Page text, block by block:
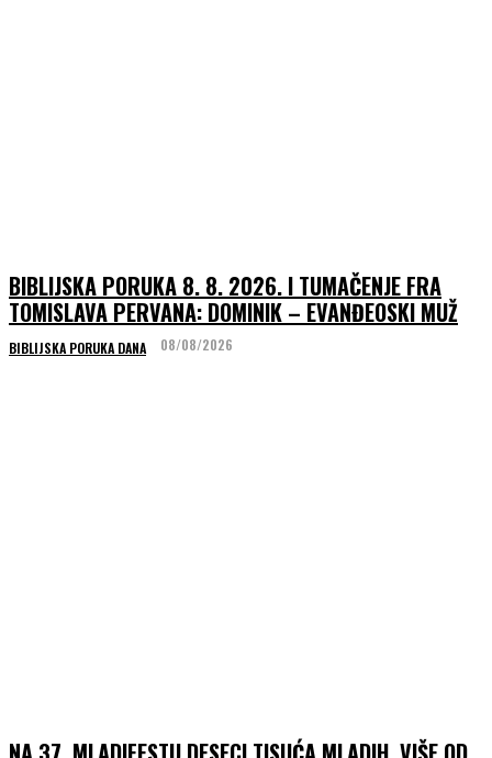
BIBLIJSKA PORUKA 8. 8. 2026. I TUMAČENJE FRA
TOMISLAVA PERVANA: DOMINIK – EVANĐEOSKI MUŽ
BIBLIJSKA PORUKA DANA 08/08/2026